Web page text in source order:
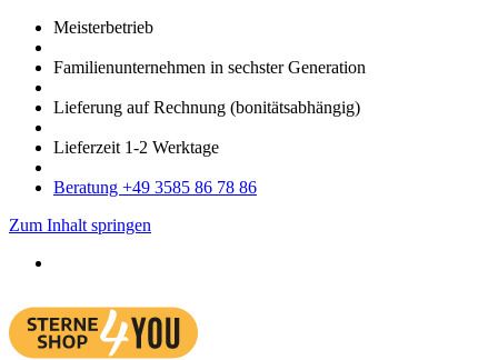
Meister­betrieb
Familien­unter­nehmen in sechster Gene­ration
Lieferung auf Rech­nung (bonitätsabhängig)
Liefer­zeit 1-2 Werk­tage
Bera­tung +49 3585 86 78 86
Zum Inhalt springen